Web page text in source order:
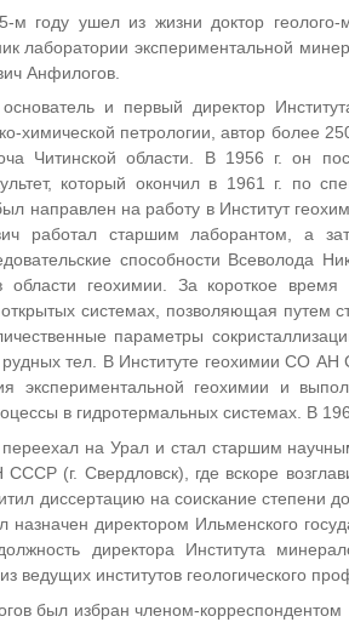
м году ушел из жизни доктор геолого-
лаборатории экспериментальной
Анфилогов.
и первый директор
химической петрологии, автор более
Читинской области. В 1956 г. он
который окончил в 1961 г. по
направлен на работу в Институт
работал старшим лаборантом, а
способности Всеволода
области геохимии. За короткое
системах, позволяющая путем
параметры
тел. В Институте геохимии СО АН
экспериментальной геохимии и
в гидротермальных системах. В
на Урал и стал старшим
(г. Свердловск), где вскоре
диссертацию на соискание степени
назначен директором Ильменского
директора Института
ведущих институтов геологического
был избран членом-